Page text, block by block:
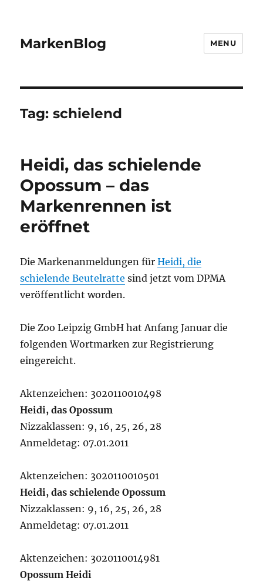
MarkenBlog MENU
Tag:schielend
Heidi, das schielende
Opossum – das
Markenrennen ist
eröffnet
Die Markenanmeldungen fürHeidi, die
schielende Beutelratte sind jetzt vom DPMA
veröffentlicht worden.
Die Zoo Leipzig GmbH hat Anfang Januar die
folgenden Wortmarken zur Registrierung
eingereicht.
Aktenzeichen: 3020110010498
Heidi, das Opossum
Nizzaklassen: 9, 16, 25, 26, 28
Anmeldetag: 07.01.2011
Aktenzeichen: 3020110010501
Heidi, das schielende Opossum
Nizzaklassen: 9, 16, 25, 26, 28
Anmeldetag: 07.01.2011
Aktenzeichen: 3020110014981
Opossum Heidi